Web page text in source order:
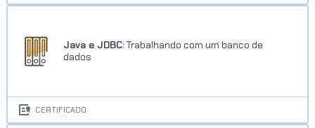
Java e JDBC:Trabalhando com um banco de
dados
CERTIFICADO